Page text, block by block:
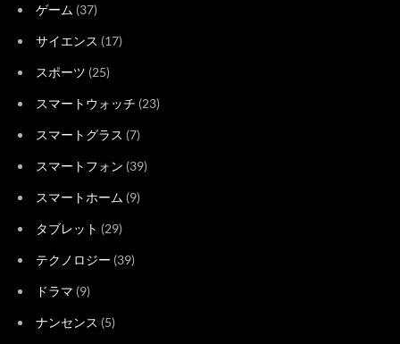
ゲーム (37)
サイエンス (17)
スポーツ (25)
スマートウォッチ (23)
スマートグラス (7)
スマートフォン (39)
スマートホーム (9)
タブレット (29)
テクノロジー (39)
ドラマ (9)
ナンセンス (5)